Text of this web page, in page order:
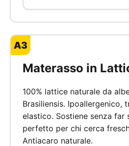
A3
Materasso in
100% lattice naturale da
Brasiliensis. Ipoallergenico,
elastico. Sostiene senza far
perfetto per chi cerca
Antiacaro naturale.